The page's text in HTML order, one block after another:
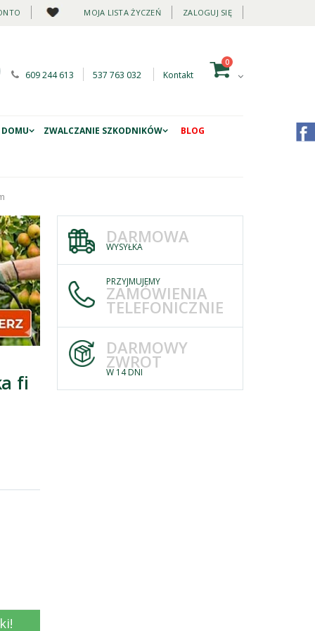
MOJA LISTA ŻYCZEŃ ZALOGUJ SIĘ
609 244 613 537 763 032 Kontakt
0
ZWALCZANIE SZKODNIKÓW BLOG
fi
DARMOWA
WYSYŁKA
PRZYJMUJEMY
ZAMÓWIENIA
TELEFONICZNIE
DARMOWY
ZWROT
W 14 DNI